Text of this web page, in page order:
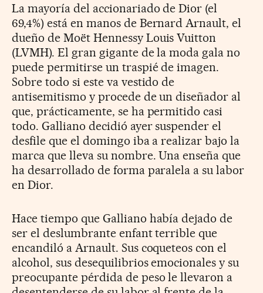
La mayoría del accionariado de Dior (el
69,4%) está en manos de Bernard Arnault, el
dueño de Moët Hennessy Louis Vuitton
(LVMH). El gran gigante de la moda gala no
puede permitirse un traspié de imagen.
Sobre todo si este va vestido de
antisemitismo y procede de un diseñador al
que, prácticamente, se ha permitido casi
todo. Galliano decidió ayer suspender el
desfile que el domingo iba a realizar bajo la
marca que lleva su nombre. Una enseña que
ha desarrollado de forma paralela a su labor
en Dior.
Hace tiempo que Galliano había dejado de
ser el deslumbrante enfant terrible que
encandiló a Arnault. Sus coqueteos con el
alcohol, sus desequilibrios emocionales y su
preocupante pérdida de peso le llevaron a